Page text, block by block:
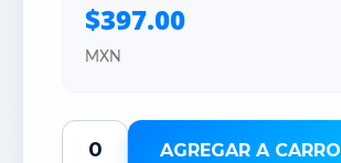
$397.00
MXN
AGREGAR A CARRO